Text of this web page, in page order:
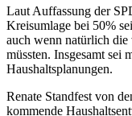
Laut Auffassung der
Kreisumlage bei 50%
auch wenn natürlich
müssten. Insgesamt sei
Haushaltsplanungen.
Renate Standfest von
kommende